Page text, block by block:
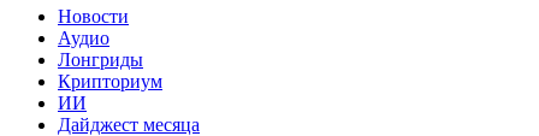
Новости
Аудио
Лонгриды
Крипториум
ИИ
Дайджест месяца